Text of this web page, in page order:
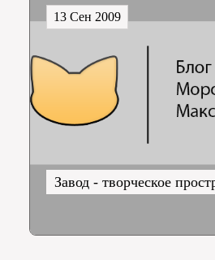
Завод - творческое
13 Сен 2009